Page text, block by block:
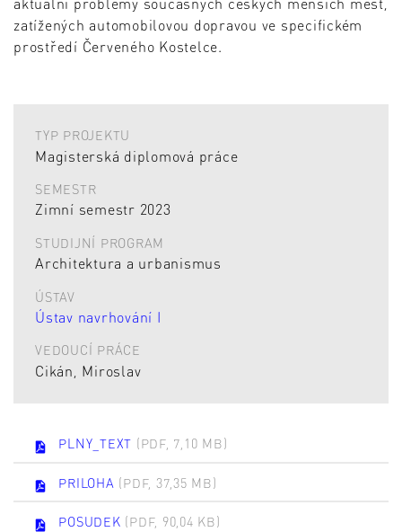
zatížených automobilovou dopravou ve specifickém
prostředí Červeného Kostelce.
TYP PROJEKTU
Magisterská diplomová práce
SEMESTR
Zimní semestr 2023
STUDIJNÍ PROGRAM
Architektura a urbanismus
ÚSTAV
Ústav navrhování I
VEDOUCÍ PRÁCE
Cikán, Miroslav
PLNY_TEXT (PDF, 7,10 MB)
PRILOHA (PDF, 37,35 MB)
POSUDEK (PDF, 90,04 KB)